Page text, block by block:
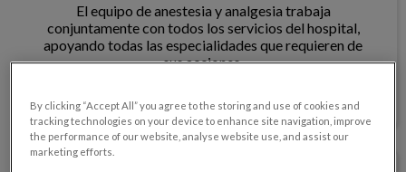
El equipo de anestesia y analgesia trabaja
conjuntamente con todos los servicios del hospital,
apoyando todas las especialidades que requieren de
sus acciones.
Diagnóstico por imagen
By clicking “Accept All” you agree to the storing and use of cookies and
tracking technologies on your device to enhance site navigation, improve
the performance of our website, analyse website use, and assist our
marketing efforts.